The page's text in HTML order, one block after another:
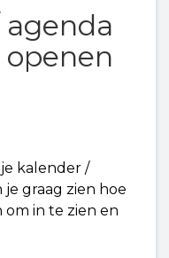
in Thunderbird
met
op iPhone of
kalender /
graag zien hoe
in te zien en